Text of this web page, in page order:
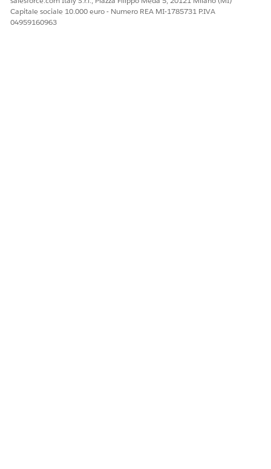
approvazioni del responsabile o evasione automatica.
Capitale sociale 10.000 euro - Numero REA MI-1785731 P.IVA
04959160963